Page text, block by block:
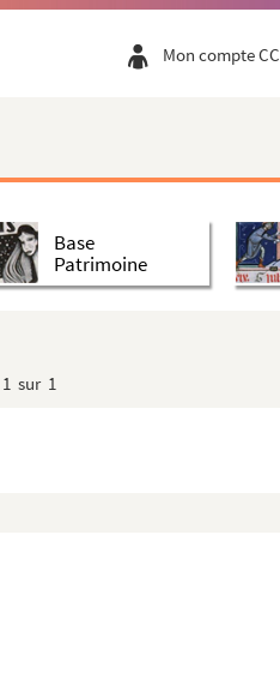
Mon compte
Base
Patrimoine
1 sur 1